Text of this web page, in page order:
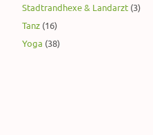
Stadtrandhexe & Landarzt (3)
Tanz (16)
Yoga (38)